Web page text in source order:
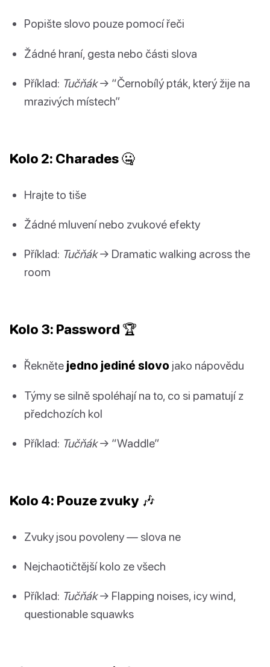
Popište slovo pouze pomocí řeči
Žádné hraní, gesta nebo části slova
Příklad: Tučňák→ “Černobílý pták, který žije na
mrazivých místech”
Kolo 2: Charades 🤐
Hrajte to tiše
Žádné mluvení nebo zvukové efekty
Příklad: Tučňák→ Dramatic walking across the
room
Kolo 3: Password 🏆
Řekněte jedno jediné slovo jako nápovědu
Týmy se silně spoléhají na to, co si pamatují z
předchozích kol
Příklad: Tučňák→ “Waddle”
Kolo 4: Pouze zvuky 🎶
Zvuky jsou povoleny — slova ne
Nejchaotičtější kolo ze všech
Příklad: Tučňák→ Flapping noises, icy wind,
questionable squawks